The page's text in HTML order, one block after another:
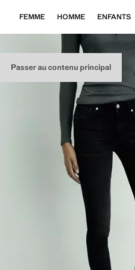
Passer au contenu principal
FEMME HOMME ENFANTS